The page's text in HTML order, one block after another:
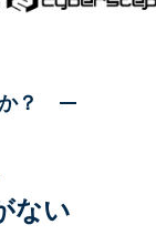
？
ない